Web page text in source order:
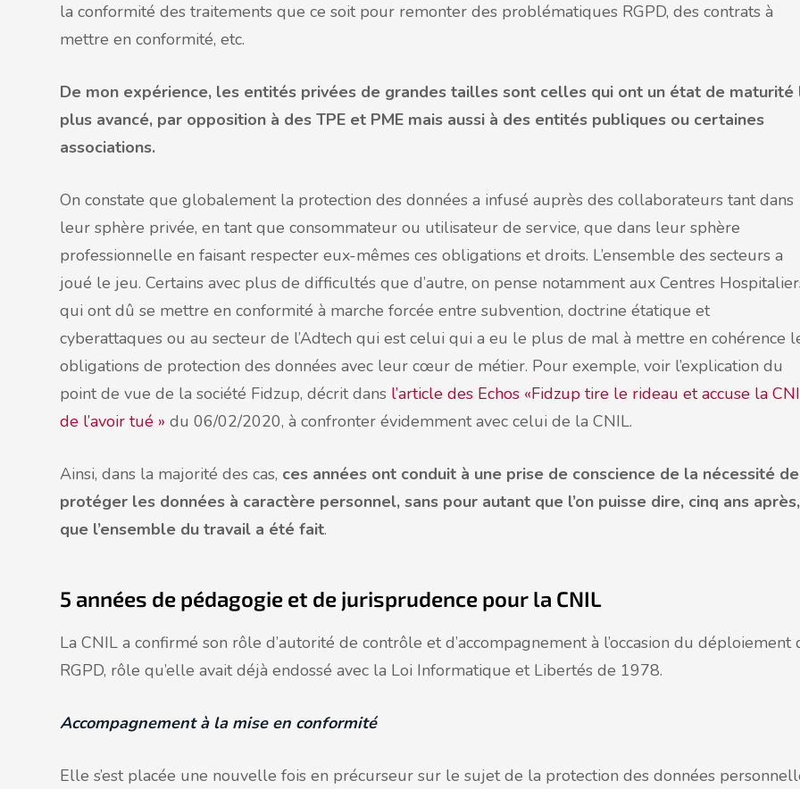
la conformité des traitements que ce soit pour remonter des problématiques RGPD, des contrats à
mettre en conformité, etc.
De mon expérience, les entités privées de grandes tailles sont celles qui ont un état de maturité
plus avancé, par opposition à des TPE et PME mais aussi à des entités publiques ou certaines
associations.
On constate que globalement la protection des données a infusé auprès des collaborateurs tant dans
leur sphère privée, en tant que consommateur ou utilisateur de service, que dans leur sphère
professionnelle en faisant respecter eux-mêmes ces obligations et droits. L’ensemble des secteurs a
joué le jeu. Certains avec plus de difficultés que d’autre, on pense notamment aux Centres
qui ont dû se mettre en conformité à marche forcée entre subvention, doctrine étatique et
cyberattaques ou au secteur de l’Adtech qui est celui qui a eu le plus de mal à mettre en cohérence
obligations de protection des données avec leur cœur de métier. Pour exemple, voir l’explication du
point de vue de la société Fidzup, décrit dans l’article des Echos «Fidzup tire le rideau et accuse la
de l’avoir tué » du 06/02/2020, à confronter évidemment avec celui de la CNIL.
Ainsi, dans la majorité des cas, ces années ont conduit à une prise de conscience de la nécessité de
protéger les données à caractère personnel, sans pour autant que l’on puisse dire, cinq ans après,
que l’ensemble du travail a été fait.
5 années de pédagogie et de jurisprudence pour la CNIL
La CNIL a confirmé son rôle d’autorité de contrôle et d’accompagnement à l’occasion du déploiement
RGPD, rôle qu’elle avait déjà endossé avec la Loi Informatique et Libertés de 1978.
Accompagnement à la mise en conformité
Elle s’est placée une nouvelle fois en précurseur sur le sujet de la protection des données